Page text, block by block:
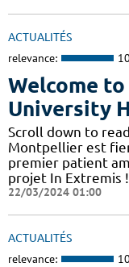
ACTUALITÉS
relevance:
Welcome
University
Scroll down to
Montpellier est
premier patient
projet In Extremis
22/03/2024 01:00
ACTUALITÉS
relevance: